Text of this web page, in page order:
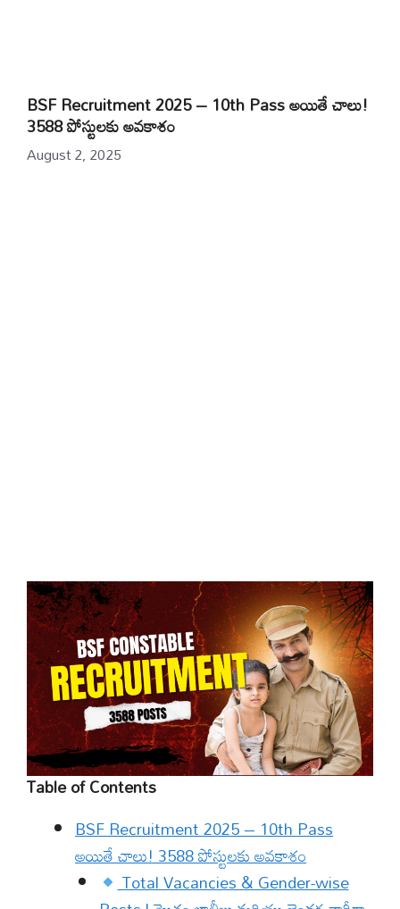
BSF Recruitment 2025 – 10th Pass అయితే చాలు!
3588 పోస్టులకు అవకాశం
August 2, 2025
Table of Contents
BSF Recruitment 2025 – 10th Pass
అయితే చాలు! 3588 పోస్టులకు అవకాశం
Total Vacancies & Gender-wise